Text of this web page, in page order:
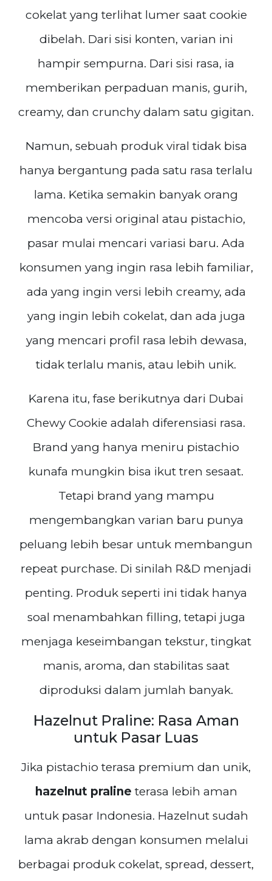
cokelat yang terlihat lumer saat cookie
dibelah. Dari sisi konten, varian ini
hampir sempurna. Dari sisi rasa, ia
memberikan perpaduan manis, gurih,
creamy, dan crunchy dalam satu gigitan.
Namun, sebuah produk viral tidak bisa
hanya bergantung pada satu rasa terlalu
lama. Ketika semakin banyak orang
mencoba versi original atau pistachio,
pasar mulai mencari variasi baru. Ada
konsumen yang ingin rasa lebih familiar,
ada yang ingin versi lebih creamy, ada
yang ingin lebih cokelat, dan ada juga
yang mencari profil rasa lebih dewasa,
tidak terlalu manis, atau lebih unik.
Karena itu, fase berikutnya dari Dubai
Chewy Cookie adalah diferensiasi rasa.
Brand yang hanya meniru pistachio
kunafa mungkin bisa ikut tren sesaat.
Tetapi brand yang mampu
mengembangkan varian baru punya
peluang lebih besar untuk membangun
repeat purchase. Di sinilah R&D menjadi
penting. Produk seperti ini tidak hanya
soal menambahkan filling, tetapi juga
menjaga keseimbangan tekstur, tingkat
manis, aroma, dan stabilitas saat
diproduksi dalam jumlah banyak.
Hazelnut Praline: Rasa Aman
untuk Pasar Luas
Jika pistachio terasa premium dan unik,
hazelnut praline terasa lebih aman
untuk pasar Indonesia. Hazelnut sudah
lama akrab dengan konsumen melalui
berbagai produk cokelat, spread, dessert,